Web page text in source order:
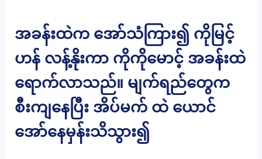
အခန်းထဲက အော်သံကြား၍ ကိုမြင့်
ဟန် လန့်နိုးကာ ကိုကိုမောင့် အခန်းထဲ
ရောက်လာသည်။ မျက်ရည်တွေက
စီးကျနေပြီး အိပ်မက် ထဲ ယောင်
အော်နေမှန်းသိသွား၍